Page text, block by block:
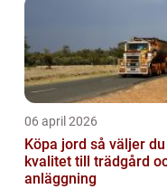
06 april 2026
Köpa jord så väljer du rätt
kvalitet till trädgård
anläggning